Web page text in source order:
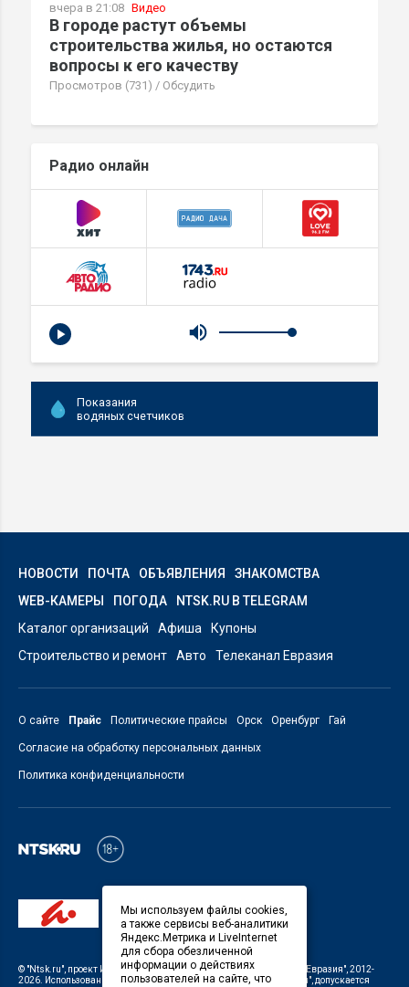
вчера в 21:08 Видео
В городе растут объемы
строительства жилья, но остаются
вопросы к его качеству
Просмотров (731) / Обсудить
Радио онлайн
Показания
водяных счетчиков
НОВОСТИ ПОЧТА ОБЪЯВЛЕНИЯ
ЗНАКОМСТВА
WEB-КАМЕРЫ
ПОГОДА
NTSK.RU В TELEGRAM
Каталог организаций
Афиша
Купоны
Строительство и ремонт
Авто Телеканал Евразия
О сайте Прайс Политические прайсы Орск Оренбург Гай
Согласие на обработку персональных данных
Политика конфиденциальности
© "Ntsk.ru" , проект ИП Савин В.В. Служба информации: ООО "ТРК "Евразия" , 2012-
2026. Использование материалов, размещенных на сайте
"Ntsk.ru" , допускается
Мы используем файлы cookies,
а также сервисы веб-аналитики
Яндекс.Метрика и LiveInternet
для сбора обезличенной
информации о действиях
пользователей на сайте, что